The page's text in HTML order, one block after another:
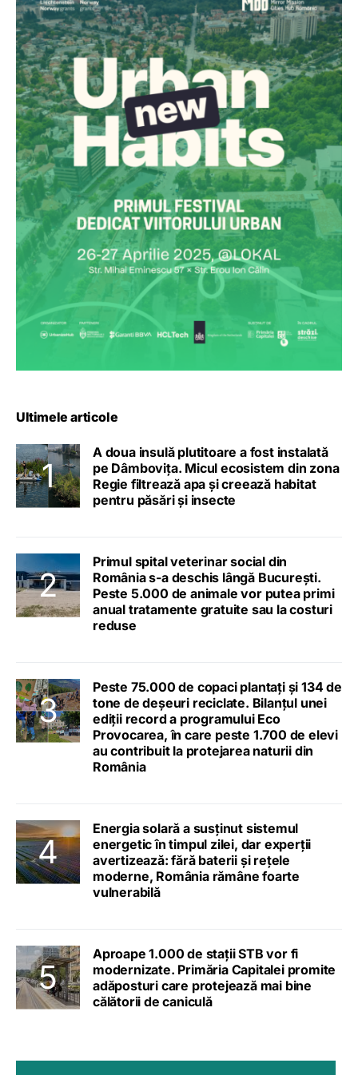
Ultimele articole
A doua insulă plutitoare a fost instalată
pe Dâmbovița. Micul ecosistem din zona
Regie filtrează apa și creează habitat
pentru păsări și insecte
Primul spital veterinar social din
România s-a deschis lângă București.
Peste 5.000 de animale vor putea primi
anual tratamente gratuite sau la costuri
reduse
Peste 75.000 de copaci plantați și 134 de
tone de deșeuri reciclate. Bilanțul unei
ediții record a programului Eco
Provocarea, în care peste 1.700 de elevi
au contribuit la protejarea naturii din
România
Energia solară a susținut sistemul
energetic în timpul zilei, dar experții
avertizează: fără baterii și rețele
moderne, România rămâne foarte
vulnerabilă
Aproape 1.000 de stații STB vor fi
modernizate. Primăria Capitalei promite
adăposturi care protejează mai bine
călătorii de caniculă